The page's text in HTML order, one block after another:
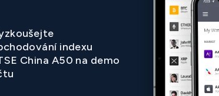
indexu
China A50 na demo